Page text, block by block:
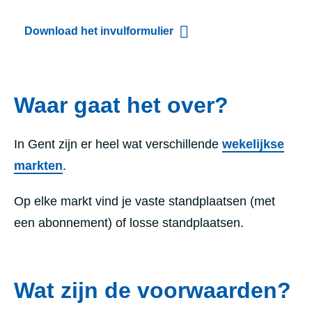
Download het invulformulier
Waar gaat het over?
In Gent zijn er heel wat verschillende wekelijkse
markten.
Op elke markt vind je vaste standplaatsen (met
een abonnement) of losse standplaatsen.
Wat zijn de voorwaarden?